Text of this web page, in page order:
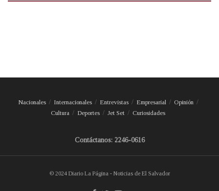
Nacionales Internacionales Entrevistas Empresarial
Opinión
Cultura
Deportes Jet Set Curiosidades
Contáctanos: 2246-0616
© 2024 Diario La Página - Noticias de El Salvador